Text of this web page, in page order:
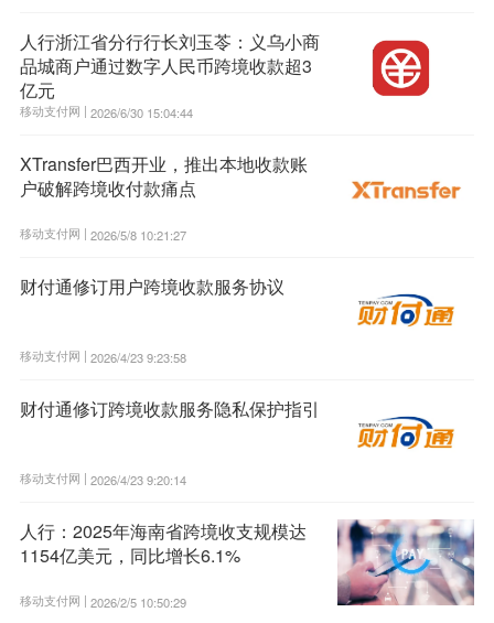
人行浙江省分行行长刘玉苓：义乌小商
品城商户通过数字人民币跨境收款超3
亿元
移动支付网 | 2026/6/30 15:04:44
XTransfer巴西开业，推出本地收款账
户破解跨境收付款痛点
移动支付网 | 2026/5/8 10:21:27
财付通修订用户跨境收款服务协议
移动支付网 | 2026/4/23 9:23:58
财付通修订跨境收款服务隐私保护指引
移动支付网 | 2026/4/23 9:20:14
人行：2025年海南省跨境收支规模达
1154亿美元，同比增长6.1%
移动支付网 | 2026/2/5 10:50:29